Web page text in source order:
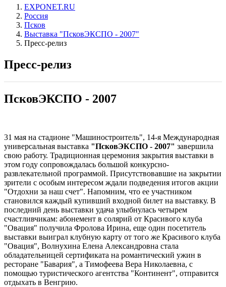
EXPONET.RU
Россия
Псков
Выставка "ПсковЭКСПО - 2007"
Пресс-релиз
Пресс-релиз
ПсковЭКСПО - 2007
31 мая на стадионе "Машиностроитель", 14-я Международная
универсальная выставка "ПсковЭКСПО - 2007" завершила
свою работу. Традиционная церемония закрытия выставки в
этом году сопровождалась большой конкурсно-
развлекательной программой. Присутствовавшие на закрытии
зрители с особым интересом ждали подведения итогов акции
"Отдохни за наш счет". Напомним, что ее участником
становился каждый купивший входной билет на выставку. В
последний день выставки удача улыбнулась четырем
счастливчикам: абонемент в солярий от Красивого клуба
"Овация" получила Фролова Ирина, еще один посетитель
выставки выиграл клубную карту от того же Красивого клуба
"Овация", Волнухина Елена Александровна стала
обладательницей сертификата на романтический ужин в
ресторане "Бавария", а Тимофеева Вера Николаевна, с
помощью туристического агентства "Континент", отправится
отдыхать в Венгрию.